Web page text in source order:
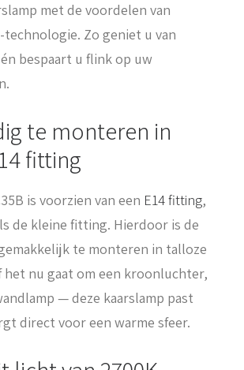
met de voordelen van
technologie. Zo geniet u van
bespaart u flink op uw
te monteren in
fitting
is voorzien van een E14 fitting,
de kleine fitting. Hierdoor is de
te monteren in talloze
het nu gaat om een kroonluchter,
— deze kaarslamp past
direct voor een warme sfeer.